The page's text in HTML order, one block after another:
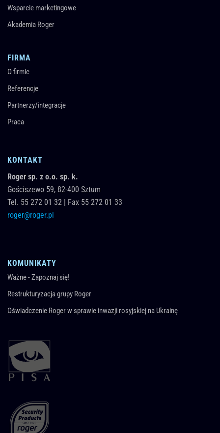
Wsparcie marketingowe
Akademia Roger
FIRMA
O firmie
Referencje
Partnerzy/integracje
Praca
KONTAKT
Roger sp. z o.o. sp. k.
Gościszewo 59, 82-400 Sztum
Tel. 55 272 01 32 | Fax 55 272 01 33
roger@roger.pl
KOMUNIKATY
Ważne - Zapoznaj się!
Restrukturyzacja grupy Roger
Oświadczenie Roger w sprawie inwazji rosyjskiej na Ukrainę